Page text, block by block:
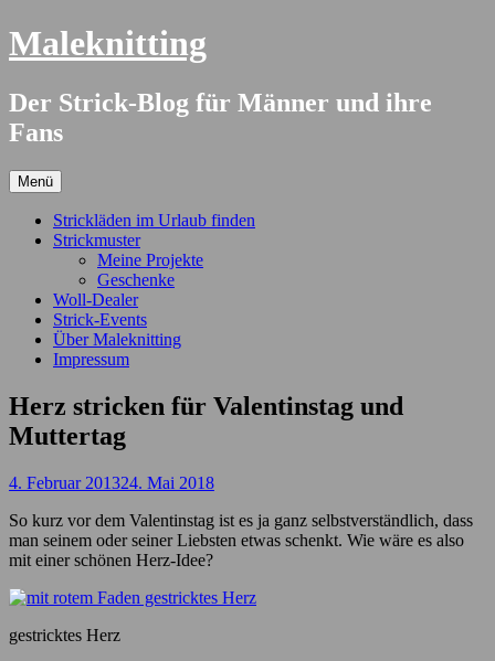
Springe
zum
Maleknitting
Der Strick-Blog für Männer und ihre
Fans
Menü
Strickläden im Urlaub finden
Strickmuster
Meine Projekte
Geschenke
Woll-Dealer
Strick-Events
Über Maleknitting
Impressum
Herz stricken für Valentinstag und
Muttertag
4. Februar 201324. Mai 2018
So kurz vor dem Valentinstag ist es ja ganz selbstverständlich, dass
man seinem oder seiner Liebsten etwas schenkt. Wie wäre es also
mit einer schönen Herz-Idee?
gestricktes Herz